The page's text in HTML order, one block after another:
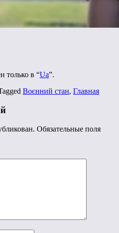
только в “Ua”.
Воєнний стан, Главная
Обязательные поля